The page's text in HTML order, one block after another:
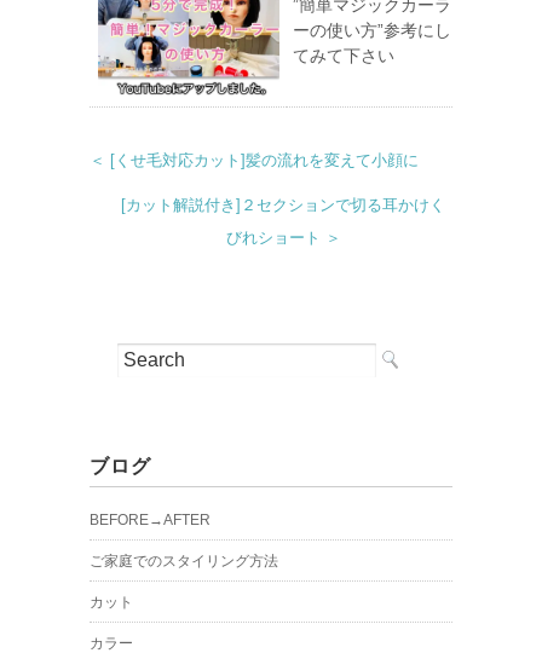
”簡単マジックカーラ
ーの使い方”参考にし
てみて下さい
＜ [くせ毛対応カット]髪の流れを変えて小顔に
[カット解説付き]２セクションで切る耳かけく
びれショート ＞
ブログ
BEFORE→AFTER
ご家庭でのスタイリング方法
カット
カラー